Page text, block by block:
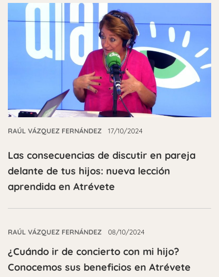
RAÚL VÁZQUEZ FERNÁNDEZ 17/10/2024
Las consecuencias de discutir en pareja
delante de tus hijos: nueva lección
aprendida en Atrévete
RAÚL VÁZQUEZ FERNÁNDEZ 08/10/2024
¿Cuándo ir de concierto con mi hijo?
Conocemos sus beneficios en Atrévete